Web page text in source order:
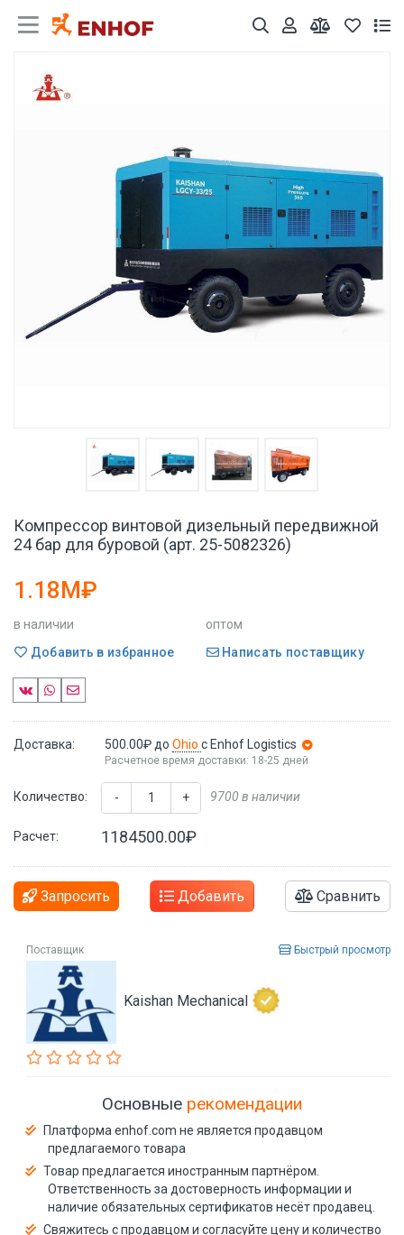
Компрессор винтовой дизельный передвижной
24 бар для буровой (арт. 25-5082326)
1.18M₽
в наличии
оптом
Добавить в избранное
Написать поставщику
Доставка: 500.00₽ до Ohio с Enhof Logistics
Расчетное время доставки: 18-25 дней
Количество: - + 9700 в наличии
Расчет: 1184500.00₽
Запросить Добавить Сравнить
Поставщик Быстрый просмотр
Kaishan Mechanical
Основные рекомендации
Платформа enhof.com не является продавцом
предлагаемого товара
Товар предлагается иностранным партнёром.
Ответственность за достоверность информации и
наличие обязательных сертификатов несёт продавец.
Свяжитесь с продавцом и согласуйте цену и количество